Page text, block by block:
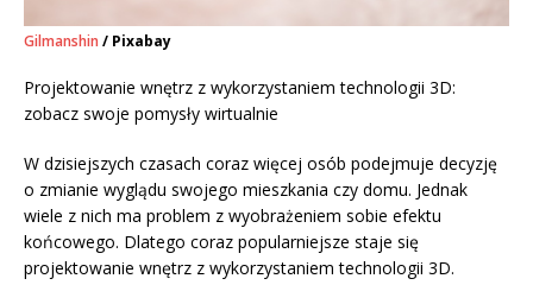
Gilmanshin / Pixabay
Projektowanie wnętrz z wykorzystaniem technologii 3D:
zobacz swoje pomysły wirtualnie
W dzisiejszych czasach coraz więcej osób podejmuje decyzję
o zmianie wyglądu swojego mieszkania czy domu. Jednak
wiele z nich ma problem z wyobrażeniem sobie efektu
końcowego. Dlatego coraz popularniejsze staje się
projektowanie wnętrz z wykorzystaniem technologii 3D.